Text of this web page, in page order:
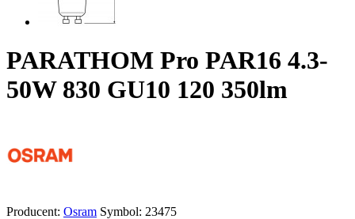
PARATHOM Pro PAR16 4.3-
50W 830 GU10 120 350lm
Producent: Osram Symbol: 23475